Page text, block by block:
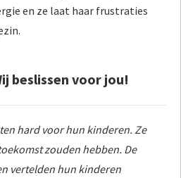
en ze laat haar frustraties
beslissen voor jou!
hard voor hun kinderen. Ze
zouden hebben. De
vertelden hun kinderen